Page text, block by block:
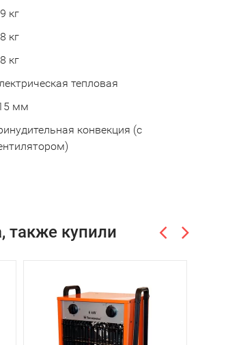
кг
кг
кг
тепловая
мм
конвекция (с
также купили